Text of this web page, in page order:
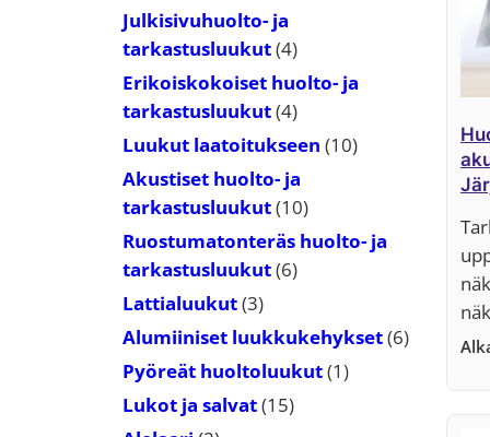
tuotetta
Julkisivuhuolto- ja
tarkastusluukut 44
tuotetta
Erikoiskokoiset huolto- ja
tarkastusluukut 44
tuotetta
Luukut laatoitukseen 1010
Akustiset huolto- ja
tarkastusluukut 1010
tuotetta
Ruostumatonteräs huolto- ja
tarkastusluukut 66
Lattialuukut 33
tuotetta
Alumiiniset luukkukehykset 66
Pyöreät huoltoluukut 11
Lukot ja salvat 1515